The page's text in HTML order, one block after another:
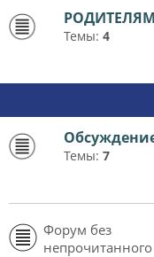
Темы: 4
Темы: 7
Форум без
непрочитанного